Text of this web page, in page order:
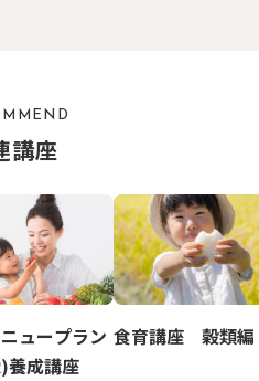
講座
ュープラン
養成講座
食育講座 穀類編